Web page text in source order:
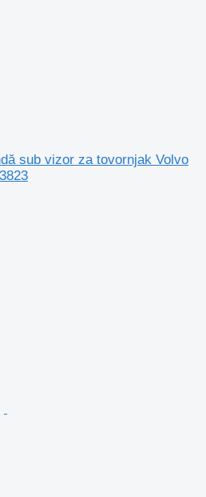
sub vizor za tovornjak Volvo